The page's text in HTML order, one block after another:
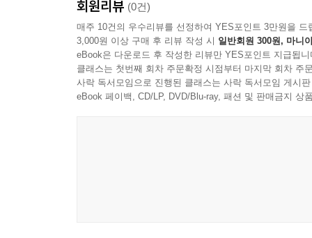
회원리뷰 (0건)
매주 10건의 우수리뷰를 선정하여 YES포인트 3만원을 드
3,000원 이상 구매 후 리뷰 작성 시 일반회원 300원, 마니
eBook은 다운로드 후 작성한 리뷰만 YES포인트 지급됩니
클래스는 첫번째 회차 주문확정 시점부터 마지막 회차 주
사락 독서모임으로 진행된 클래스는 사락 독서모임 게시
eBook 페이백, CD/LP, DVD/Blu-ray, 패션 및 판매금지 상